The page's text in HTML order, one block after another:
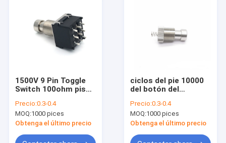
1500V 9 Pin Toggle
Switch 100ohm pisan
procesador de la
guitarra
Precio:0.3-0.4
MOQ:1000 pices
Obtenga el último precio
ciclos del pie 10000
del botón del
la guitarra 3A 1500V
Precio:0.3-0.4
MOQ:1000 pices
Obtenga el último precio